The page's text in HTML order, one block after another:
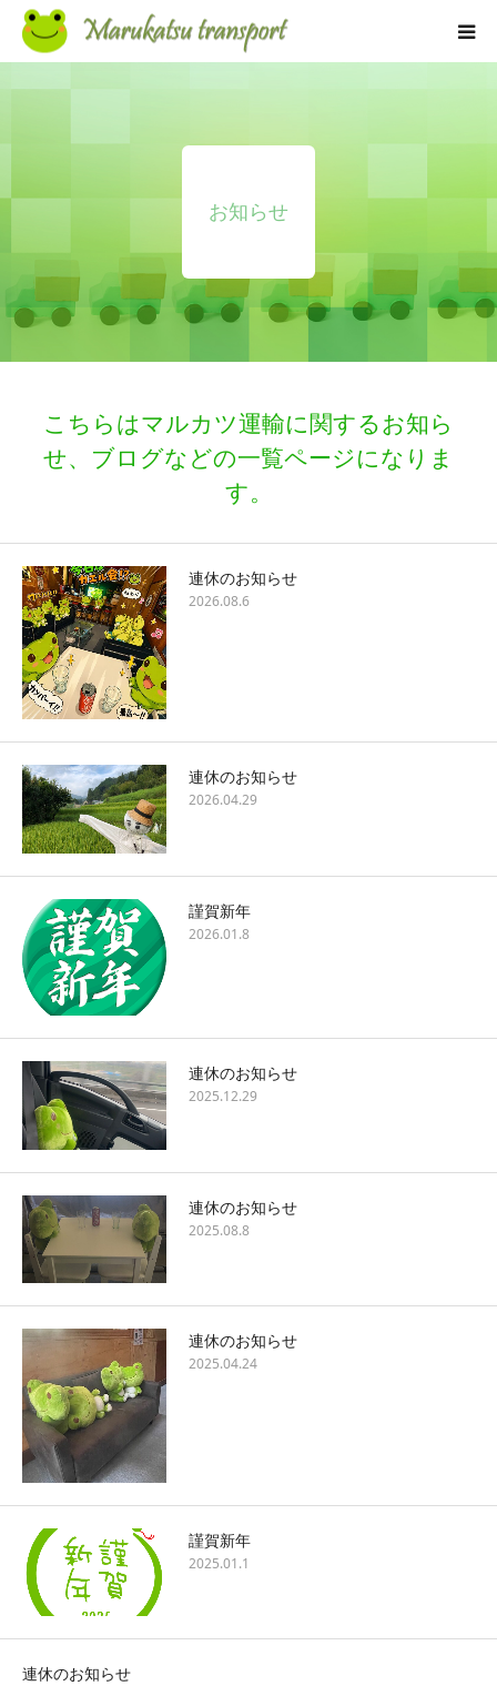
お知らせ
こちらはマルカツ運輸に関するお知ら
せ、ブログなどの一覧ページになりま
す。
連休のお知らせ
2026.08.6
連休のお知らせ
2026.04.29
謹賀新年
2026.01.8
連休のお知らせ
2025.12.29
連休のお知らせ
2025.08.8
連休のお知らせ
2025.04.24
謹賀新年
2025.01.1
連休のお知らせ
よくある質問
会社概要
お問い合わせ